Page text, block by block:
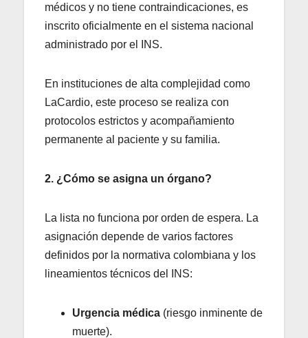
médicos y no tiene contraindicaciones, es
inscrito oficialmente en el sistema nacional
administrado por el INS.
En instituciones de alta complejidad como
LaCardio, este proceso se realiza con
protocolos estrictos y acompañamiento
permanente al paciente y su familia.
2. ¿Cómo se asigna un órgano?
La lista no funciona por orden de espera. La
asignación depende de varios factores
definidos por la normativa colombiana y los
lineamientos técnicos del INS:
Urgencia médica (riesgo inminente de
muerte).